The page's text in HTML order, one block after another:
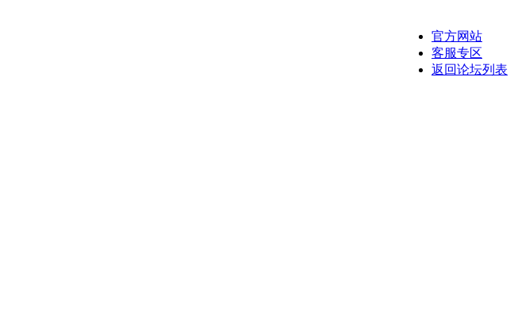
官方网站
客服专区
返回论坛列表